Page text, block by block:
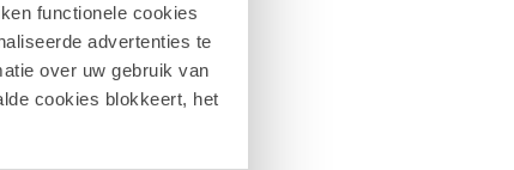
functionele cookies
advertenties te
over uw gebruik van
cookies blokkeert, het